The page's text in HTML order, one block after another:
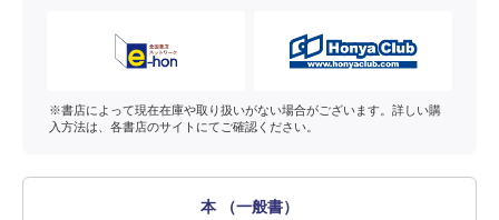
※書店によって現在在庫や取り扱いがない場合がございます。詳しい購
入方法は、各書店のサイトにてご確認ください。
本 （一般書）